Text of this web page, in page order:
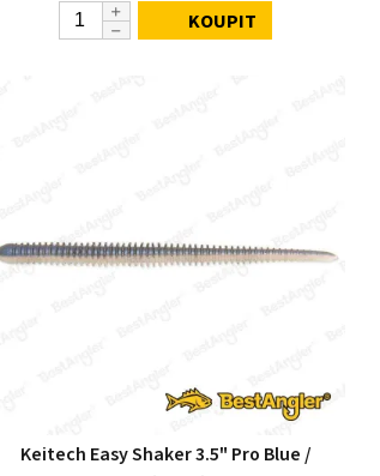
KOUPIT
Keitech Easy Shaker 3.5" Pro Blue /